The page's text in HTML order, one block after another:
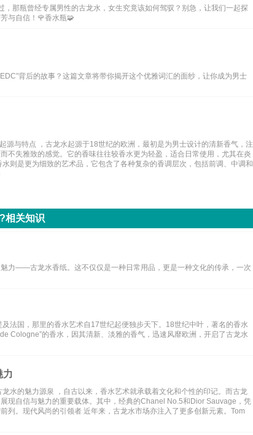
那瓶曾经专属男性的古龙水，女生究竟该如何驾驭？别急，让我们一起探
与自信！🌹香水瓶🧩
背后的故事？这篇文章将带你揭开这个优雅词汇的面纱，让你成为男士
源与特点 ，古龙水起源于18世纪的欧洲，最初是为男士设计的清新香气，注
不失雅致的感觉。它的香味往往较香水更为轻盈，适合日常使用，尤其在炎
则是更为细致的艺术品，它包含了各种复杂的香调层次，包括前调、中调和
相关知识
力——古龙水香纸。这不仅仅是一种日常用品，更是一种文化的传承，一次
法国，那里的香水艺术自17世纪起便独步天下。18世纪中叶，著名的香水
Cologne”的香水，因其清新、淡雅的香气，迅速风靡欧洲，开启了古龙水
力
水的魅力源泉 ，自古以来，香水艺术就承载着文化和个性的印记。而古龙
现自信与魅力的重要载体。其中，经典的Chanel No.5和Dior Sauvage，凭
列。现代风尚的引领者 近年来，古龙水市场亦注入了更多创新元素。Tom